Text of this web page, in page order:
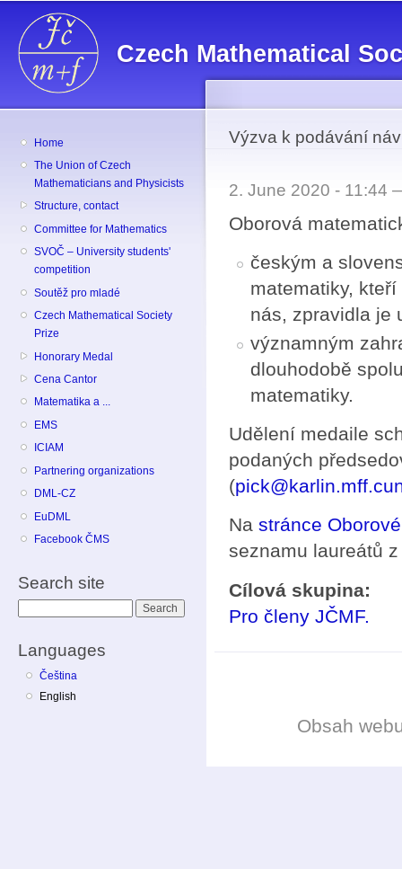
Czech Mathematical
Home
The Union of Czech
Mathematicians and Physicists
Structure, contact
Committee for Mathematics
SVOČ – University students'
competition
Soutěž pro mladé
Czech Mathematical Society
Prize
Honorary Medal
Cena Cantor
Matematika a ...
EMS
ICIAM
Partnering organizations
DML-CZ
EuDML
Facebook ČMS
Search site
Languages
Čeština
English
Výzva k podávání
2. June 2020 - 11:44
Oborová
českým a
matematiky,
nás, zpravidla je
významným
dlouhodobě
matematiky.
Udělení medaile
podaných
(
Na stránce
seznamu laureátů
Cílová skupina:
Pro členy JČMF.
Obsah